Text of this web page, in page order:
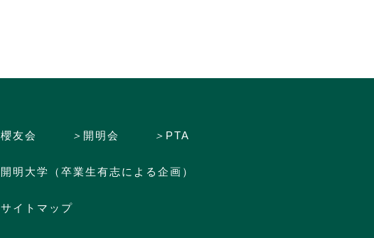
櫻友会 ＞ 開明会 ＞ PTA
開明大学（卒業生有志による企画）
サイトマップ